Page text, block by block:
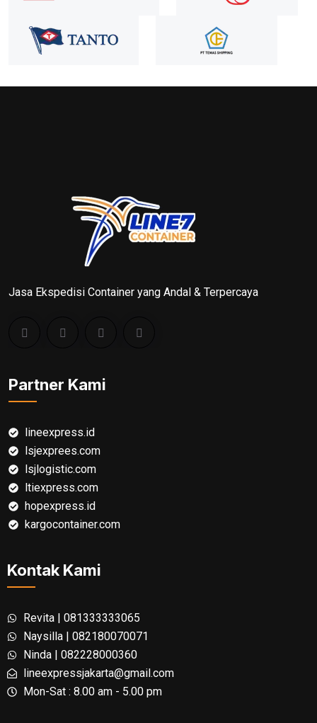
Jasa Ekspedisi Container yang Andal & Terpercaya
Partner Kami
lineexpress.id
lsjexprees.com
lsjlogistic.com
ltiexpress.com
hopexpress.id
kargocontainer.com
Kontak Kami
Revita | 081333333065
Naysilla | 082180070071
Ninda | 082228000360
lineexpressjakarta@gmail.com
Mon-Sat : 8.00 am - 5.00 pm